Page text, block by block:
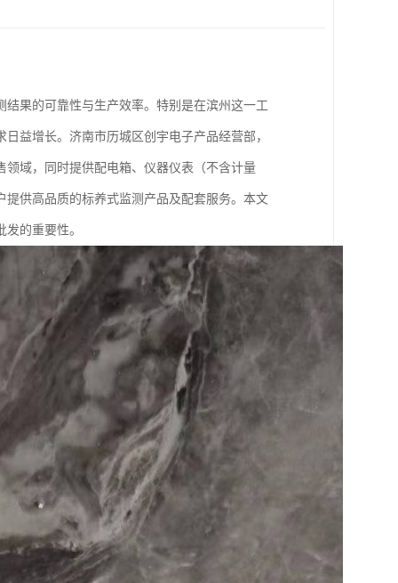
果的可靠性与生产效率。特别是在滨州这一工
益增长。济南市历城区创宇电子产品经营部，
域，同时提供配电箱、仪器仪表（不含计量
供高品质的标养式监测产品及配套服务。本文
的重要性。